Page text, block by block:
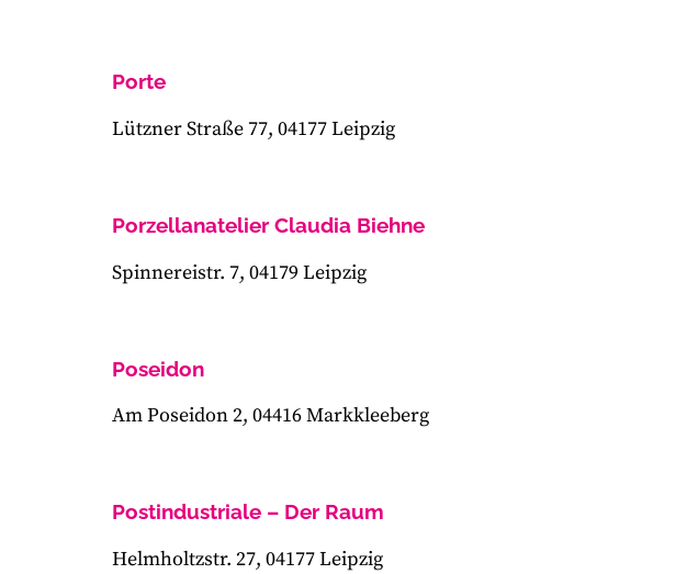
Porte
Lützner Straße 77, 04177 Leipzig
Porzellanatelier Claudia Biehne
Spinnereistr. 7, 04179 Leipzig
Poseidon
Am Poseidon 2, 04416 Markkleeberg
Postindustriale – Der Raum
Helmholtzstr. 27, 04177 Leipzig